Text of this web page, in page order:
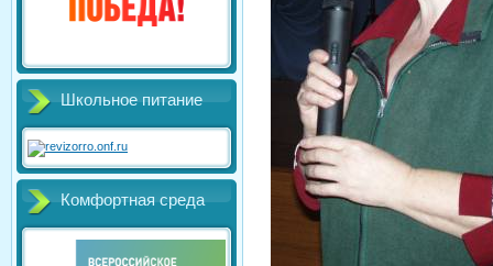
Школьное питание
Комфортная среда